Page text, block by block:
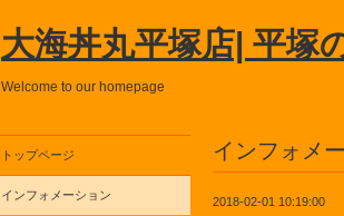
大海丼丸平塚店| 平塚
Welcome to our homepage
インフォメ
2018-02-01 10:19:00
トップページ
インフォメーション